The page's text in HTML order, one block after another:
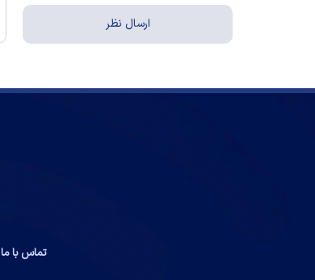
تماس با ما